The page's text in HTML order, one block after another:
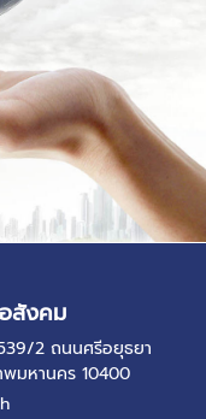
สังคม
2 ถนนศรีอยุธยา
พมหานคร 10400